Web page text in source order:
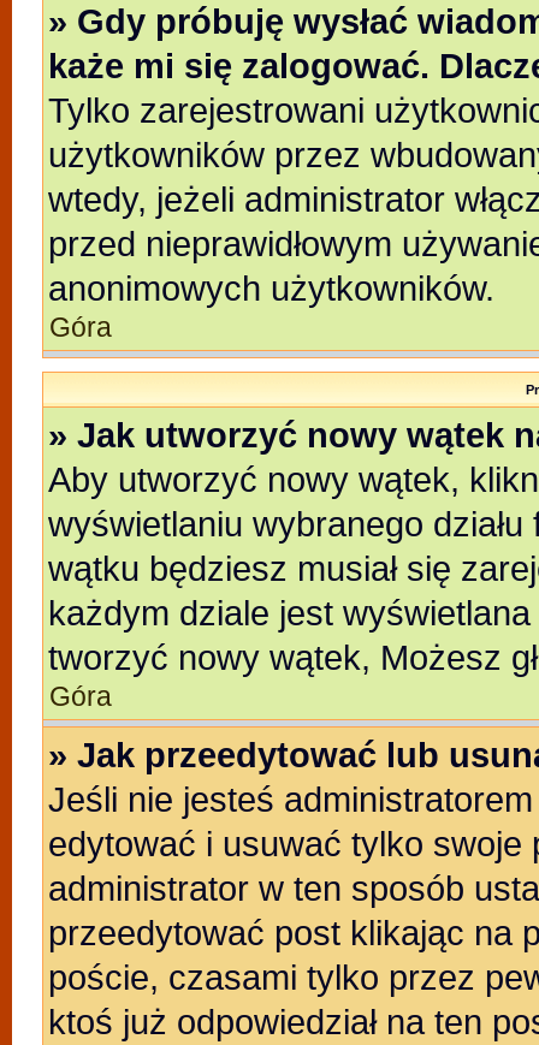
» Gdy próbuję wysłać
każe mi się zalogować.
Tylko zarejestrowani
użytkowników przez
wtedy, jeżeli administrator
przed nieprawidłowym
anonimowych użytkowników.
Góra
» Jak utworzyć nowy wątek
Aby utworzyć nowy wątek,
wyświetlaniu wybranego
wątku będziesz musiał się
każdym dziale jest
tworzyć nowy wątek, Możesz
Góra
» Jak przeedytować lub
Jeśli nie jesteś
edytować i usuwać tylko swoje
administrator w ten sposób
przeedytować post klikając na
poście, czasami tylko przez
ktoś już odpowiedział na ten